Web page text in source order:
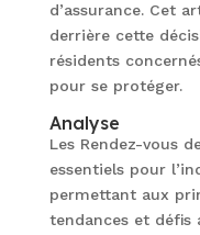
d’assurance. Cet
derrière cette
résidents
pour se protéger.
Analyse
Les Rendez-vous
essentiels pour
permettant aux
tendances et défis